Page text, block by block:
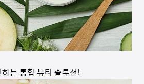
는 통합 뷰티 솔루션!